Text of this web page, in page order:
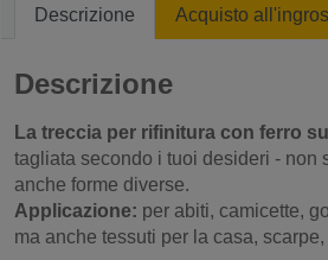
Descrizione Acquisto
Descrizione
La treccia per rifinitura con ferro
tagliata secondo i tuoi desideri - non
anche forme diverse.
Applicazione: per abiti, camicette,
ma anche tessuti per la casa, scarpe,